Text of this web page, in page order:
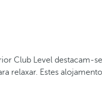
Club Level
relaxar. Estes